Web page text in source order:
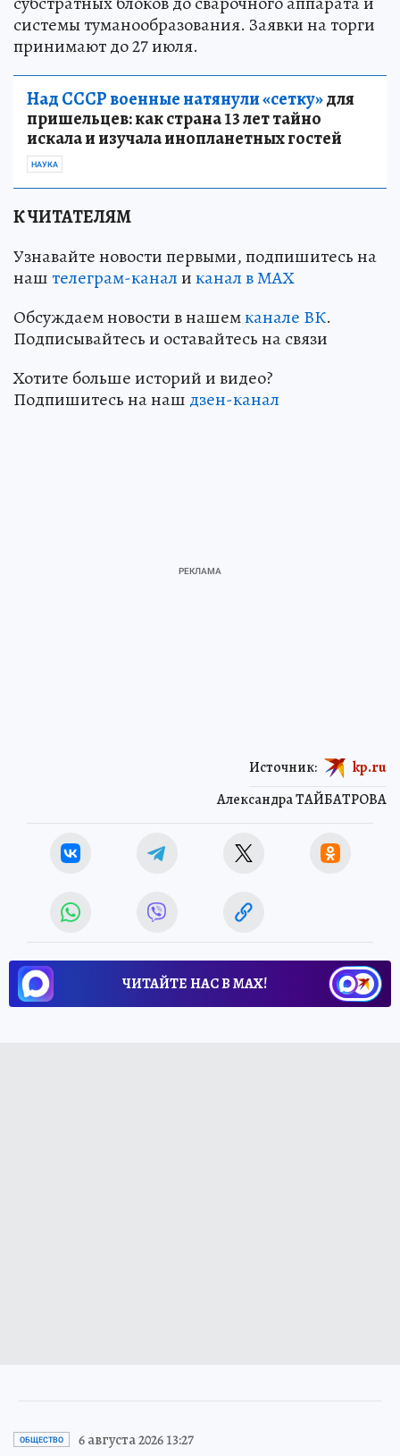
системы туманообразования. Заявки на торги
принимают до 27 июля.
Над СССР военные натянули «сетку»для
пришельцев: как страна 13 лет тайно
искала и изучала инопланетных гостей
НАУКА
К ЧИТАТЕЛЯМ
Узнавайте новости первыми, подпишитесь на
наштелеграм-каналиканал в МАХ
Обсуждаем новости в нашемканале ВК.
Подписывайтесь и оставайтесь на связи
Хотите больше историй и видео?
Подпишитесь на наш дзен-канал
Александра ТАЙБАТРОВА
Источник: kp.ru
ЧИТАЙТЕ НАС В МАХ!
ОБЩЕСТВО 6 августа 2026 13:27